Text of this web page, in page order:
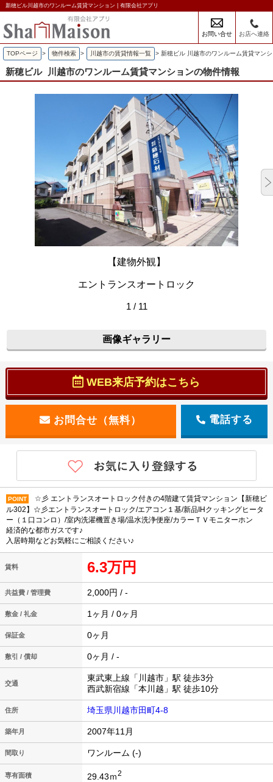
新穂ビル川越市のワンルーム賃貸マンション | 有限会社アプリ
お問い合せ お店へ連絡
TOPページ > 物件検索 > 川越市の賃貸情報一覧 > 新穂ビル 川越市のワンルーム賃貸マン
新穂ビル 川越市のワンルーム賃貸マンションの物件情報
【建物外観】
エントランスオートロック
1 / 11
画像ギャラリー
WEB来店予約はこちら
電話する
POINT
☆彡 エントランスオートロック付きの4階建て賃貸マンション【新穂ビ
ル302】☆彡エントランスオートロック/エアコン１基/新品IHクッキングヒータ
ー（１口コンロ）/室内洗濯機置き場/温水洗浄便座/カラーＴＶモニターホン
経済的な都市ガスです♪
入居時期などお気軽にご相談ください♪
賃料 6.3万円
共益費 / 管理費 2,000円 / -
敷金 / 礼金 1ヶ月 / 0ヶ月
保証金 0ヶ月
敷引 / 償却 0ヶ月 / -
交通
東武東上線「川越市」駅 徒歩3分
西武新宿線「本川越」駅 徒歩10分
住所 埼玉県川越市田町4-8
築年月 2007年11月
間取り ワンルーム (-)
専有面積 29.43ｍ2